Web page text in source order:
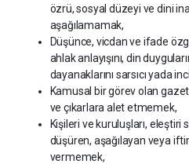
özrü, sosyal düzeyi ve dini
aşağılamamak,
Düşünce, vicdan ve ifade
ahlak anlayışını, din
dayanaklarını sarsıcı yada
Kamusal bir görev olan
ve çıkarlara alet etmemek,
Kişileri ve kuruluşları, eleştiri
düşüren, aşağılayan veya
vermemek,